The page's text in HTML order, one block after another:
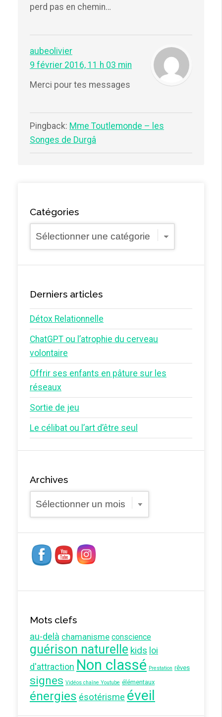
perd pas en chemin…
aubeolivier
9 février 2016, 11 h 03 min
Merci pour tes messages
Pingback: Mme Toutlemonde – les
Songes de Durgâ
Catégories
Derniers articles
Détox Relationnelle
ChatGPT ou l’atrophie du cerveau
volontaire
Offrir ses enfants en pâture sur les
réseaux
Sortie de jeu
Le célibat ou l’art d’être seul
Archives
Mots clefs
au-delà chamanisme conscience
guérison naturelle kids loi
d'attraction Non classé Prestation rêves
signes Vidéos chaîne Youtube élémentaux
énergies ésotérisme éveil